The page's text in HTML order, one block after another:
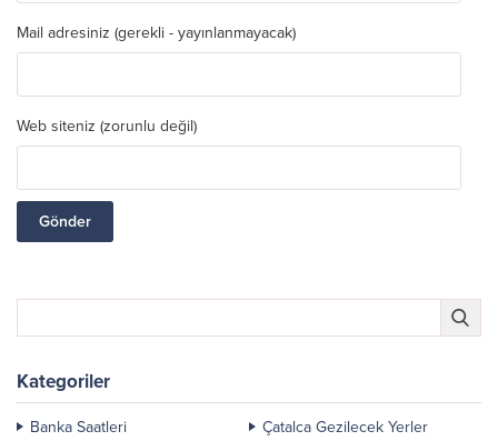
Mail adresiniz (gerekli - yayınlanmayacak)
Web siteniz (zorunlu değil)
Kategoriler
Banka Saatleri
Çatalca Gezilecek Yerler